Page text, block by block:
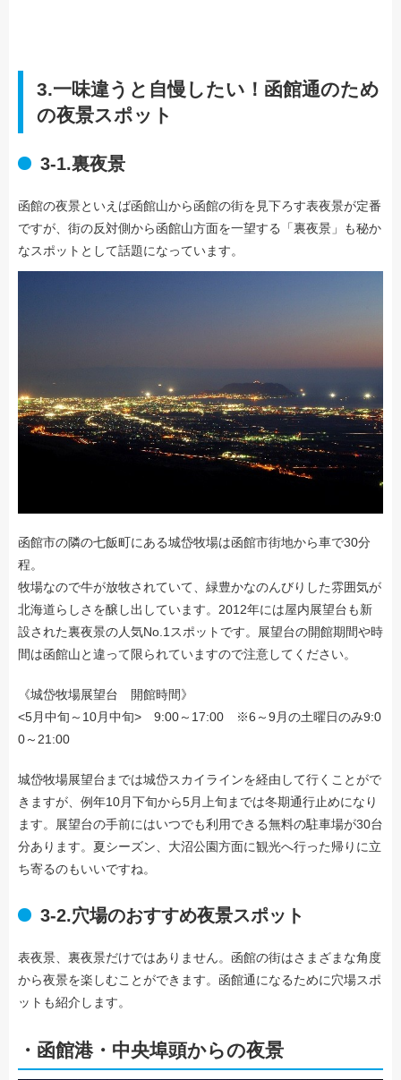
3.一味違うと自慢したい！ 函館通のため
の夜景スポット
3-1.裏夜景
函館の夜景といえば函館山から函館の街を見下ろす表夜景が定番
ですが、街の反対側から函館山方面を一望する「裏夜景」も秘か
なスポットとして話題になっています。
函館市の隣の七飯町にある城岱牧場は函館市街地から車で30分
程。
牧場なので牛が放牧されていて、緑豊かなのんびりした雰囲気が
北海道らしさを醸し出しています。2012年には屋内展望台も新
設された裏夜景の人気No.1スポットです。展望台の開館期間や時
間は函館山と違って限られていますので注意してください。
《城岱牧場展望台 開館時間》
<5月中旬～10月中旬> 9:00～17:00 ※6～9月の土曜日のみ9:0
0～21:00
城岱牧場展望台までは城岱スカイラインを経由して行くことがで
きますが、例年10月下旬から5月上旬までは冬期通行止めになり
ます。展望台の手前にはいつでも利用できる無料の駐車場が30台
分あります。夏シーズン、大沼公園方面に観光へ行った帰りに立
ち寄るのもいいですね。
3-2.穴場のおすすめ夜景スポット
表夜景、裏夜景だけではありません。函館の街はさまざまな角度
から夜景を楽しむことができます。函館通になるために穴場スポ
ットも紹介します。
・函館港・中央埠頭からの夜景